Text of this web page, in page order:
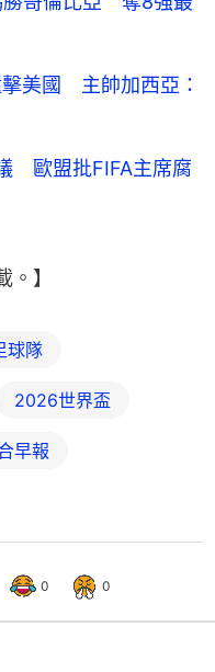
美國 主帥加西亞：
歐盟批FIFA主席腐
。】
球隊
2026世界盃
早報
0 0